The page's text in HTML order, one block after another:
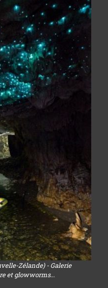
Zélande) - Galerie
et glowworms...